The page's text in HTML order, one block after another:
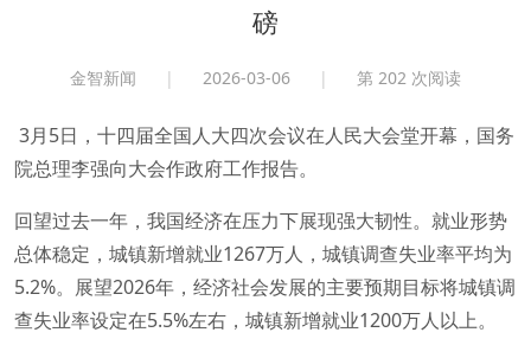
磅
金智新闻 | 2026-03-06 | 第 202 次阅读
3月5日，十四届全国人大四次会议在人民大会堂开幕，国务
院总理李强向大会作政府工作报告。
回望过去一年，我国经济在压力下展现强大韧性。就业形势
总体稳定，城镇新增就业1267万人，城镇调查失业率平均为
5.2%。展望2026年，经济社会发展的主要预期目标将城镇调
查失业率设定在5.5%左右，城镇新增就业1200万人以上。